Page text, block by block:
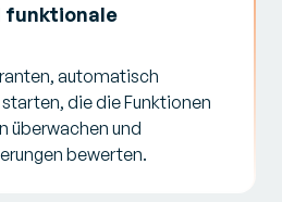
funktionale
automatisch
die die Funktionen
überwachen und
bewerten.